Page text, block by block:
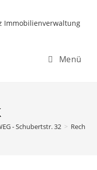
Menü
- Schubertstr. 32 >